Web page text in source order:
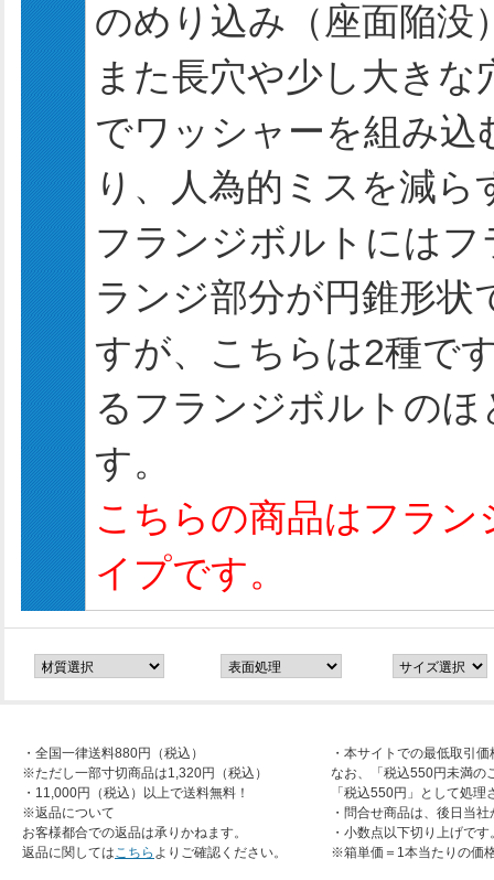
のめり込み（座面陥没
また長穴や少し大き
でワッシャーを組み込
り、人為的ミスを減
フランジボルトには
ランジ部分が円錐形
すが、こちらは2種で
るフランジボルトの
す。
こちらの商品はフラ
イプです。
・全国一律送料880円（税込）
※ただし一部寸切商品は1,320円（税込）
・11,000円（税込）以上で送料無料！
※返品について
お客様都合での返品は承りかねます。
返品に関してはこちら よりご確認ください。
・本サイトでの最低取引
なお、「税込550円未満の
「税込550円」として処
・問合せ商品は、後日当
・小数点以下切り上げです
※箱単価＝1本当たりの価